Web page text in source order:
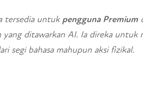
tersedia untuk pengguna Premium
yang ditawarkan AI. Ia direka untuk
segi bahasa mahupun aksi fizikal.